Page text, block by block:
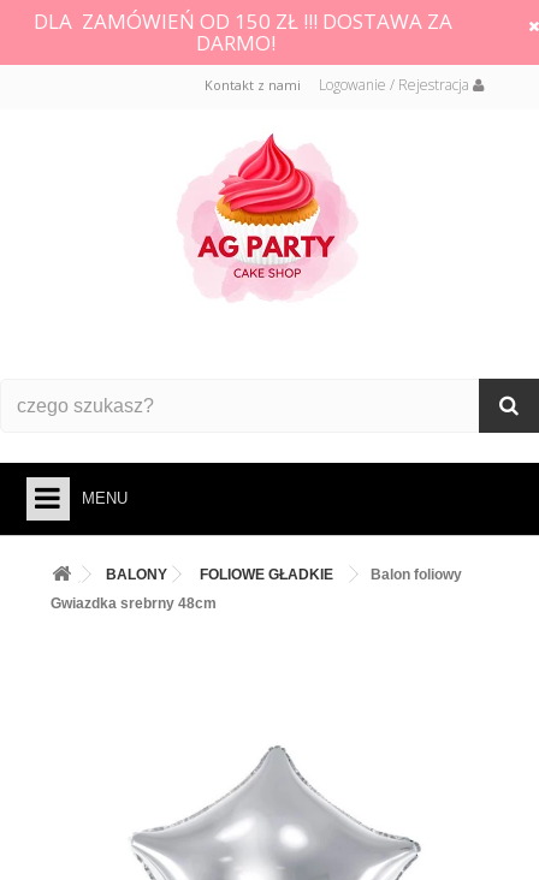
DLA ZAMÓWIEŃ OD 150 ZŁ !!! DOSTAWA ZA
DARMO!
Logowanie / Rejestracja
Kontakt z nami
MENU
PIECZENIE
UROCZYSTOŚCI
BALONY FOLIOWE GŁADKIE
Balon foliowy
Gwiazdka srebrny 48cm